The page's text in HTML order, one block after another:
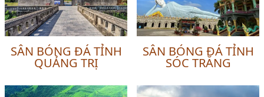
SÂN BÓNG ĐÁ TỈNH
QUẢNG TRỊ
SÂN BÓNG ĐÁ TỈNH
SÓC TRĂNG